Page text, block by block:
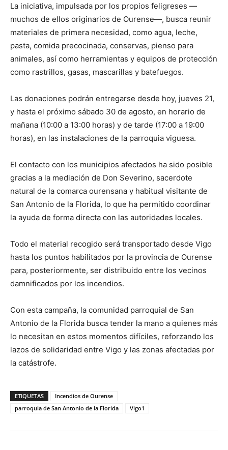
La iniciativa, impulsada por los propios feligreses —
muchos de ellos originarios de Ourense—, busca reunir
materiales de primera necesidad, como agua, leche,
pasta, comida precocinada, conservas, pienso para
animales, así como herramientas y equipos de protección
como rastrillos, gasas, mascarillas y batefuegos.
Las donaciones podrán entregarse desde hoy, jueves 21,
y hasta el próximo sábado 30 de agosto, en horario de
mañana (10:00 a 13:00 horas) y de tarde (17:00 a 19:00
horas), en las instalaciones de la parroquia viguesa.
El contacto con los municipios afectados ha sido posible
gracias a la mediación de Don Severino, sacerdote
natural de la comarca ourensana y habitual visitante de
San Antonio de la Florida, lo que ha permitido coordinar
la ayuda de forma directa con las autoridades locales.
Todo el material recogido será transportado desde Vigo
hasta los puntos habilitados por la provincia de Ourense
para, posteriormente, ser distribuido entre los vecinos
damnificados por los incendios.
Con esta campaña, la comunidad parroquial de San
Antonio de la Florida busca tender la mano a quienes más
lo necesitan en estos momentos difíciles, reforzando los
lazos de solidaridad entre Vigo y las zonas afectadas por
la catástrofe.
ETIQUETAS
Incendios de Ourense
parroquia de San Antonio de la Florida
Vigo1